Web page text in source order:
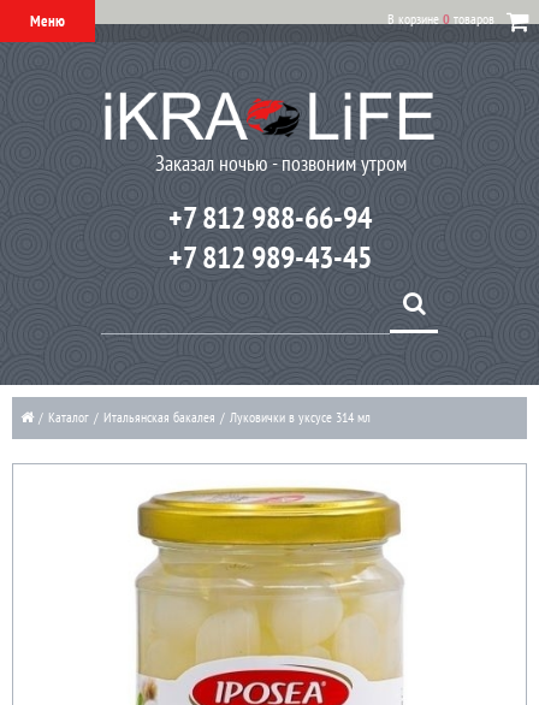
Меню В корзине 0 товаров
Заказал ночью - позвоним утром
+7 812 988-66-94
+7 812 989-43-45
/ Каталог / Итальянская бакалея / Луковички в уксусе 314 мл